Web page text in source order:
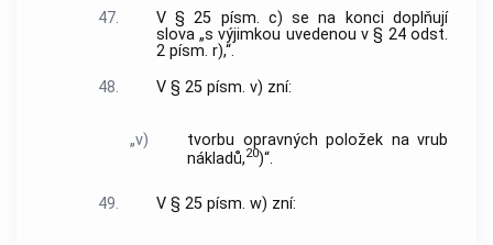
47.
V § 25 písm. c) se na konci doplňují
slova „s výjimkou uvedenou v § 24 odst.
2 písm. r),“.
48.
V § 25 písm. v) zní:
„v)
tvorbu opravných položek na vrub
nákladů,20)“.
49. V § 25 písm. w) zní: